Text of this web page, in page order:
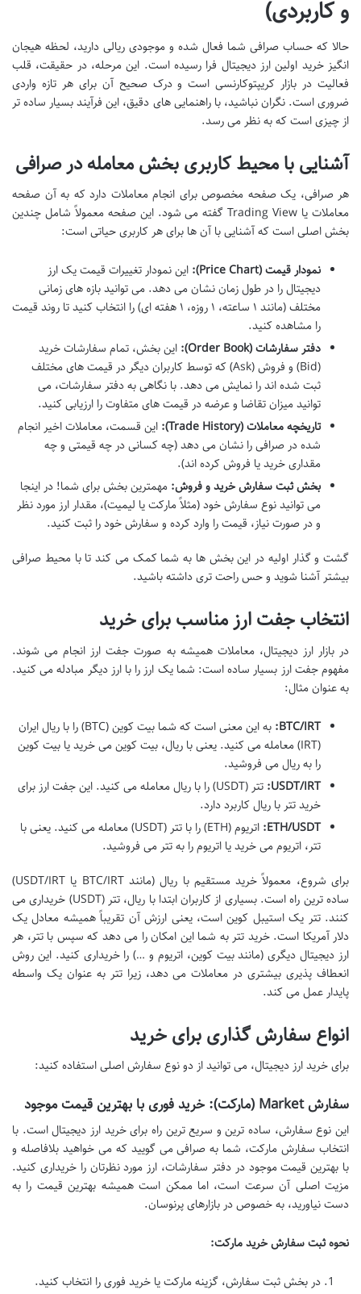
و کاربردی)
حالا که حساب صرافی شما فعال شده و موجودی ریالی دارید، لحظه هیجان
انگیز خرید اولین ارز دیجیتال فرا رسیده است. این مرحله، در حقیقت، قلب
فعالیت در بازار کریپتوکارنسی است و درک صحیح آن برای هر تازه واردی
ضروری است. نگران نباشید، با راهنمایی های دقیق، این فرآیند بسیار ساده تر
از چیزی است که به نظر می رسد.
آشنایی با محیط کاربری بخش معامله در صرافی
هر صرافی، یک صفحه مخصوص برای انجام معاملات دارد که به آن صفحه
معاملات یا Trading View گفته می شود. این صفحه معمولاً شامل چندین
بخش اصلی است که آشنایی با آن ها برای هر کاربری حیاتی است:
نمودار قیمت (Price Chart):
این نمودار تغییرات قیمت یک ارز
دیجیتال را در طول زمان نشان می دهد. می توانید بازه های زمانی
مختلف (مانند ۱ ساعته، ۱ روزه، ۱ هفته ای) را انتخاب کنید تا روند قیمت
را مشاهده کنید.
دفتر سفارشات (Order Book):
این بخش، تمام سفارشات خرید
(Bid) و فروش (Ask) که توسط کاربران دیگر در قیمت های مختلف
ثبت شده اند را نمایش می دهد. با نگاهی به دفتر سفارشات، می
توانید میزان تقاضا و عرضه در قیمت های متفاوت را ارزیابی کنید.
تاریخچه معاملات (Trade History):
این قسمت، معاملات اخیر انجام
شده در صرافی را نشان می دهد (چه کسانی در چه قیمتی و چه
مقداری خرید یا فروش کرده اند).
بخش ثبت سفارش خرید و فروش: مهمترین بخش برای شما! در اینجا
می توانید نوع سفارش خود (مثلاً مارکت یا لیمیت)، مقدار ارز مورد نظر
و در صورت نیاز، قیمت را وارد کرده و سفارش خود را ثبت کنید.
گشت و گذار اولیه در این بخش ها به شما کمک می کند تا با محیط صرافی
بیشتر آشنا شوید و حس راحت تری داشته باشید.
انتخاب جفت ارز مناسب برای خرید
در بازار ارز دیجیتال، معاملات همیشه به صورت جفت ارز انجام می شوند.
مفهوم جفت ارز بسیار ساده است: شما یک ارز را با ارز دیگر مبادله می کنید.
به عنوان مثال:
BTC/IRT:
به این معنی است که شما بیت کوین (BTC) را با ریال ایران
(IRT) معامله می کنید. یعنی با ریال، بیت کوین می خرید یا بیت کوین
را به ریال می فروشید.
USDT/IRT:
تتر (USDT) را با ریال معامله می کنید. این جفت ارز برای
خرید تتر با ریال کاربرد دارد.
ETH/USDT:
اتریوم (ETH) را با تتر (USDT) معامله می کنید. یعنی با
تتر، اتریوم می خرید یا اتریوم را به تتر می فروشید.
برای شروع، معمولاً خرید مستقیم با ریال (مانند BTC/IRT یا USDT/IRT)
ساده ترین راه است. بسیاری از کاربران ابتدا با ریال، تتر (USDT) خریداری می
کنند. تتر یک استیبل کوین است، یعنی ارزش آن تقریباً همیشه معادل یک
دلار آمریکا است. خرید تتر به شما این امکان را می دهد که سپس با تتر، هر
ارز دیجیتال دیگری (مانند بیت کوین، اتریوم و …) را خریداری کنید. این روش
انعطاف پذیری بیشتری در معاملات می دهد، زیرا تتر به عنوان یک واسطه
پایدار عمل می کند.
انواع سفارش گذاری برای خرید
برای خرید ارز دیجیتال، می توانید از دو نوع سفارش اصلی استفاده کنید:
سفارش Market (مارکت): خرید فوری با بهترین قیمت موجود
این نوع سفارش، ساده ترین و سریع ترین راه برای خرید ارز دیجیتال است. با
انتخاب سفارش مارکت، شما به صرافی می گویید که می خواهید بلافاصله و
با بهترین قیمت موجود در دفتر سفارشات، ارز مورد نظرتان را خریداری کنید.
مزیت اصلی آن سرعت است، اما ممکن است همیشه بهترین قیمت را به
دست نیاورید، به خصوص در بازارهای پرنوسان.
نحوه ثبت سفارش خرید مارکت:
در بخش ثبت سفارش، گزینه مارکت یا خرید فوری را انتخاب کنید.